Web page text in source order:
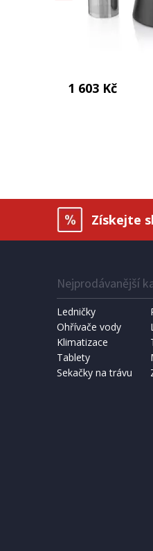
1 603 Kč
1 271 Kč
Získejte
Nejprodávanější
Ledničky
Ohřívače vody
Klimatizace
Tablety
Sekačky na trávu